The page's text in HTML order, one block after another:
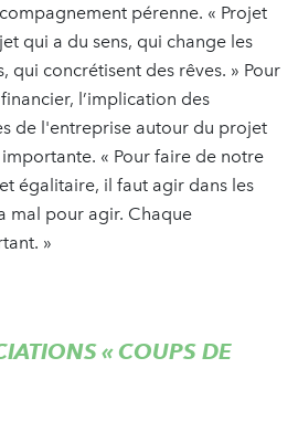
pérenne. « Projet
qui a du sens, qui change les
qui concrétisent des rêves. » Pour
l’implication des
de l'entreprise autour du projet
« Pour faire de notre
égalitaire, il faut agir dans les
mal pour agir. Chaque
»
« COUPS DE